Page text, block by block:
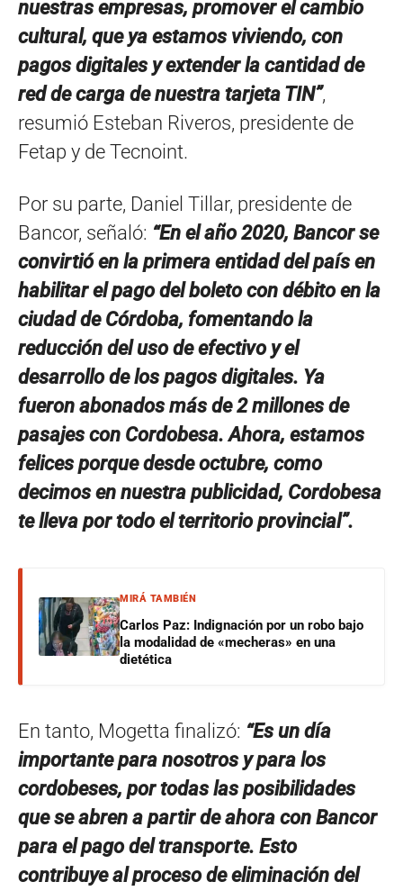
nuestras empresas, promover el cambio
cultural, que ya estamos viviendo, con
pagos digitales y extender la cantidad de
red de carga de nuestra tarjeta TIN”,
resumió Esteban Riveros, presidente de
Fetap y de Tecnoint.
Por su parte, Daniel Tillar, presidente de
Bancor, señaló: “En el año 2020, Bancor se
convirtió en la primera entidad del país en
habilitar el pago del boleto con débito en la
ciudad de Córdoba, fomentando la
reducción del uso de efectivo y el
desarrollo de los pagos digitales. Ya
fueron abonados más de 2 millones de
pasajes con Cordobesa. Ahora, estamos
felices porque desde octubre, como
decimos en nuestra publicidad, Cordobesa
te lleva por todo el territorio provincial”.
MIRÁ TAMBIÉN
Carlos Paz: Indignación por un robo bajo
la modalidad de «mecheras» en una
dietética
En tanto, Mogetta finalizó: “Es un día
importante para nosotros y para los
cordobeses, por todas las posibilidades
que se abren a partir de ahora con Bancor
para el pago del transporte. Esto
contribuye al proceso de eliminación del